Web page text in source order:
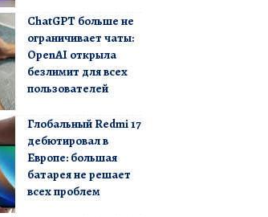
ChatGPT больше не
ограничивает чаты:
OpenAI открыла
безлимит для всех
пользователей
Глобальный Redmi 17
дебютировал в
Европе: большая
батарея не решает
всех проблем